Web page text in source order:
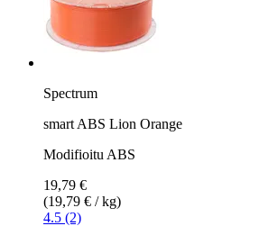
Spectrum
smart ABS Lion Orange
Modifioitu ABS
19,79 €
(19,79 € / kg)
4.5 (2)